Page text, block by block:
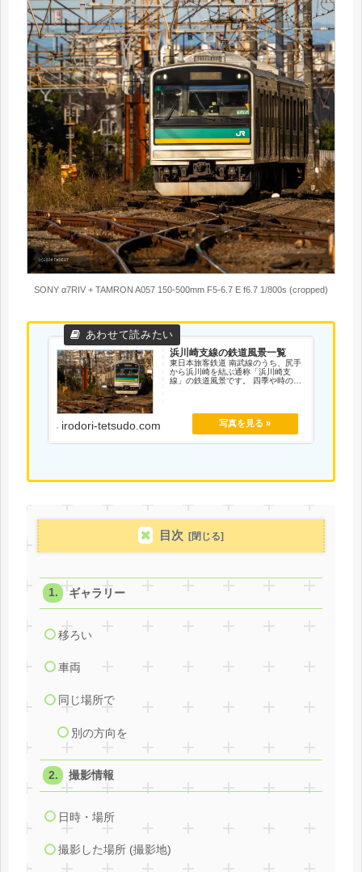
SONY α7RIV + TAMRON A057 150-500mm F5-6.7 E f6.7 1/800s (cropped)
浜川崎支線の鉄道風景一覧
東日本旅客鉄道 南武線のうち、尻手
から浜川崎を結ぶ通称「浜川崎支
線」の鉄道風景です。 四季や時の移
irodori-tetsudo.com
目次
ギャラリー
移ろい
車両
同じ場所で
別の方向を
撮影情報
日時・場所
撮影した場所 (撮影地)